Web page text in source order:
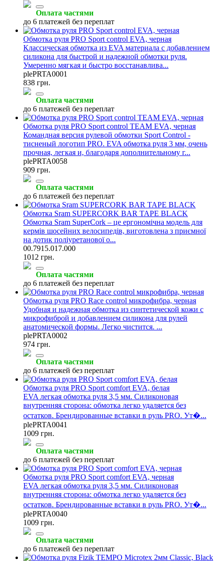
Оплата частями
до 6 платежей без переплат
Обмотка руля PRO Sport control EVA, черная
Классическая обмотка из EVA материала с добавлением
силикона для быстрой и надежной обмотки руля.
Умеренно мягкая и быстро восстанавлива...
plePRTA0001
838 грн.
Оплата частями
до 6 платежей без переплат
Обмотка руля PRO Sport control TEAM EVA, черная
Командная версия рулевой обмотки Sport Control -
тисненый логотип PRO. EVA обмотка руля 3 мм, очень
прочная, легкая и, благодаря дополнительному г...
plePRTA0058
909 грн.
Оплата частями
до 6 платежей без переплат
Обмотка Sram SUPERCORK BAR TAPE BLACK
Обмотка Sram SuperCork – це ергономічна модель для
кермів шосейних велосипедів, виготовлена з приємної
на дотик поліуретанової о...
00.7915.017.000
1012 грн.
Оплата частями
до 6 платежей без переплат
Обмотка руля PRO Race control микрофибра, черная
Удобная и надежная обмотка из синтетической кожи с
микрофиброй и добавлением силикона для рулей
анатомической формы. Легко чистится. ...
plePRTA0002
974 грн.
Оплата частями
до 6 платежей без переплат
Обмотка руля PRO Sport comfort EVA, белая
EVA легкая обмотка руля 3,5 мм. Силиконовая
внутренняя сторона: обмотка легко удаляется без
остатков. Брендированные вставки в руль PRO. Ут�...
plePRTA0041
1009 грн.
Оплата частями
до 6 платежей без переплат
Обмотка руля PRO Sport comfort EVA, черная
EVA легкая обмотка руля 3,5 мм. Силиконовая
внутренняя сторона: обмотка легко удаляется без
остатков. Брендированные вставки в руль PRO. Ут�...
plePRTA0040
1009 грн.
Оплата частями
до 6 платежей без переплат